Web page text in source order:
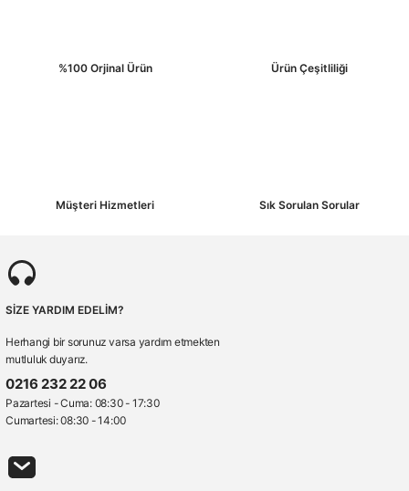
%100 Orjinal Ürün Ürün Çeşitliliği
Müşteri Hizmetleri Sık Sorulan Sorular
SİZE YARDIM EDELİM?
Herhangi bir sorunuz varsa yardım etmekten
mutluluk duyarız.
0216 232 22 06
Pazartesi - Cuma: 08:30 - 17:30
Cumartesi: 08:30 - 14:00